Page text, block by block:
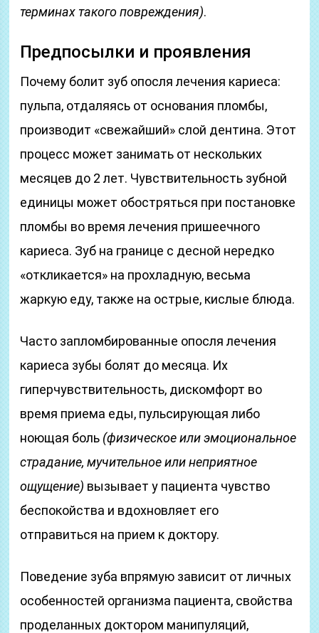
терминах такого повреждения).
Предпосылки и проявления
Почему болит зуб опосля лечения кариеса:
пульпа, отдаляясь от основания пломбы,
производит «свежайший» слой дентина. Этот
процесс может занимать от нескольких
месяцев до 2 лет. Чувствительность зубной
единицы может обостряться при постановке
пломбы во время лечения пришеечного
кариеса. Зуб на границе с десной нередко
«откликается» на прохладную, весьма
жаркую еду, также на острые, кислые блюда.
Часто запломбированные опосля лечения
кариеса зубы болят до месяца. Их
гиперчувствительность, дискомфорт во
время приема еды, пульсирующая либо
ноющая боль (физическое или эмоциональное
страдание, мучительное или неприятное
ощущение) вызывает у пациента чувство
беспокойства и вдохновляет его
отправиться на прием к доктору.
Поведение зуба впрямую зависит от личных
особенностей организма пациента, свойства
проделанных доктором манипуляций,